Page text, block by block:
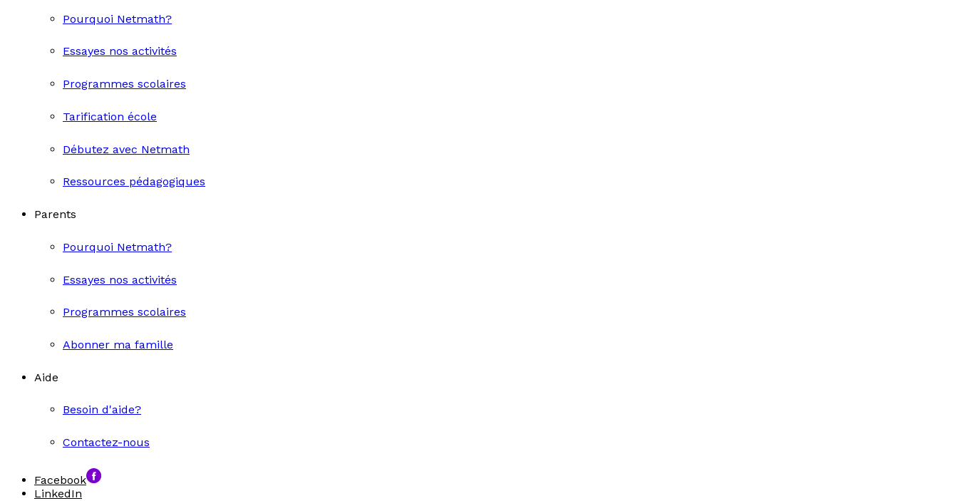
Pourquoi Netmath?
Essayes nos activités
Programmes scolaires
Tarification école
Débutez avec Netmath
Ressources pédagogiques
Parents
Pourquoi Netmath?
Essayes nos activités
Programmes scolaires
Abonner ma famille
Aide
Besoin d'aide?
Contactez-nous
Facebook
LinkedIn